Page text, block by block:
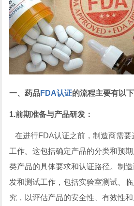
‌一、药品FDA认证的流程主要有以
‌1.前期准备与产品研发‌：
在进行FDA认证之前，制造商需要
工作。这包括确定产品的分类和预
类产品的具体要求和认证路径。制
发和测试工作，包括实验室测试、
究，以评估产品的安全性、有效性和